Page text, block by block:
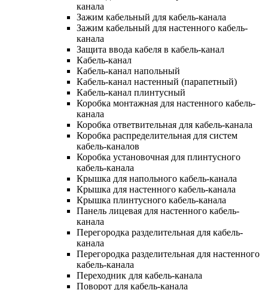
канала
Зажим кабельный для кабель-канала
Зажим кабельный для настенного кабель-
канала
Защита ввода кабеля в кабель-канал
Кабель-канал
Кабель-канал напольный
Кабель-канал настенный (парапетный)
Кабель-канал плинтусный
Коробка монтажная для настенного кабель-
канала
Коробка ответвительная для кабель-канала
Коробка распределительная для систем
кабель-каналов
Коробка установочная для плинтусного
кабель-канала
Крышка для напольного кабель-канала
Крышка для настенного кабель-канала
Крышка плинтусного кабель-канала
Панель лицевая для настенного кабель-
канала
Перегородка разделительная для кабель-
канала
Перегородка разделительная для настенного
кабель-канала
Переходник для кабель-канала
Поворот для кабель-канала